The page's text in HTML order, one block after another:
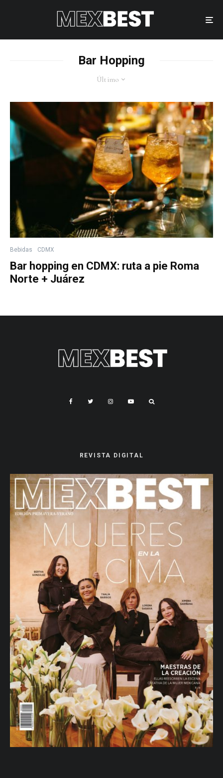
Bar Hopping
Último
Bebidas CDMX
Bar hopping en CDMX: ruta a pie Roma
Norte + Juárez
REVISTA DIGITAL